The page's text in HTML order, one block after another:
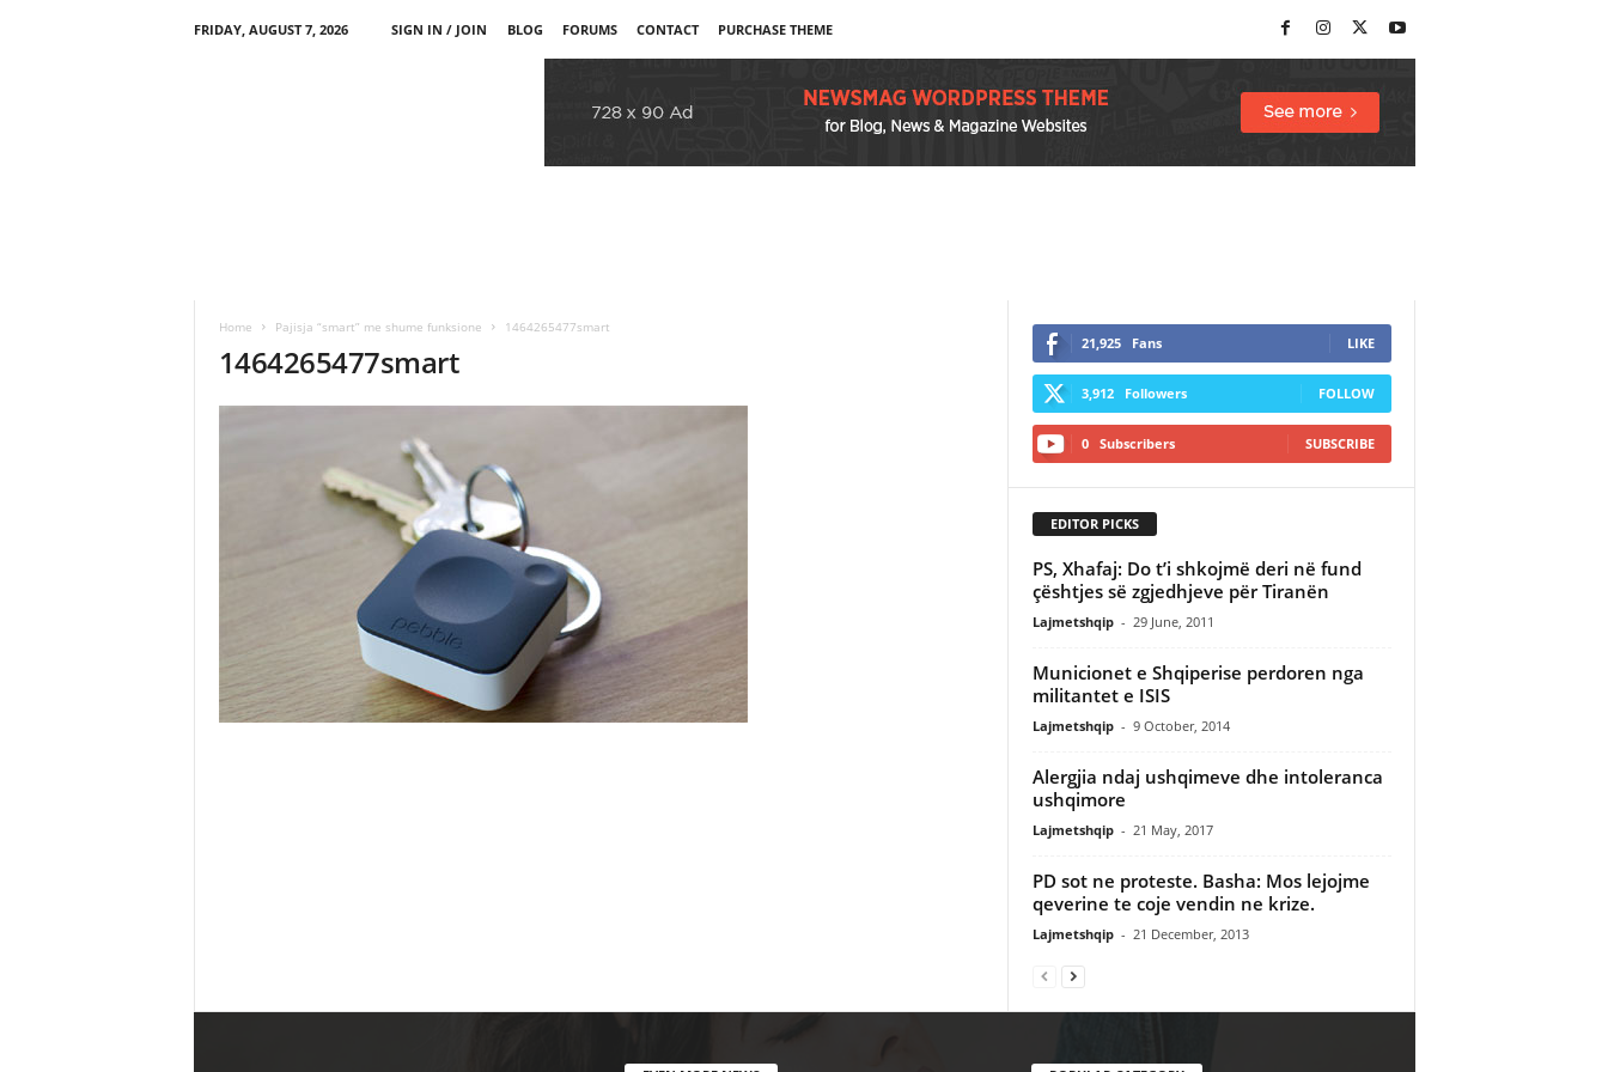
FRIDAY, AUGUST 7, 2026 SIGN IN / JOIN BLOG FORUMS CONTACT PURCHASE THEME
Home Pajisja “smart” me shume funksione 1464265477smart
1464265477smart 21,925 Fans LIKE
3,912 Followers FOLLOW
0 Subscribers SUBSCRIBE
EDITOR PICKS
PS, Xhafaj: Do t’i shkojmë deri në fund
çështjes së zgjedhjeve për Tiranën
Lajmetshqip - 29 June, 2011
Municionet e Shqiperise perdoren nga
militantet e ISIS
Lajmetshqip - 9 October, 2014
Alergjia ndaj ushqimeve dhe intoleranca
ushqimore
Lajmetshqip - 21 May, 2017
PD sot ne proteste. Basha: Mos lejojme
qeverine te coje vendin ne krize.
Lajmetshqip - 21 December, 2013